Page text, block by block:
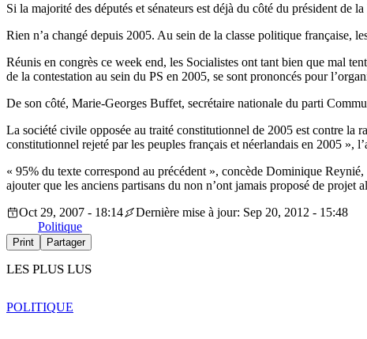
Si la majorité des députés et sénateurs est déjà du côté du président de
Rien n’a changé depuis 2005. Au sein de la classe politique française,
Réunis en congrès ce week end, les Socialistes ont tant bien que mal
de la contestation au sein du PS en 2005, se sont prononcés pour
De son côté, Marie-Georges Buffet, secrétaire nationale du parti
La société civile opposée au traité constitutionnel de 2005 est contre
constitutionnel rejeté par les peuples français et néerlandais en 2005 »,
« 95% du texte correspond au précédent », concède Dominique
ajouter que les anciens partisans du non n’ont jamais proposé de projet
Oct 29, 2007 - 18:14
Dernière mise à jour: Sep 20, 2012 - 15:48
Politique
Print Partager
LES PLUS LUS
POLITIQUE